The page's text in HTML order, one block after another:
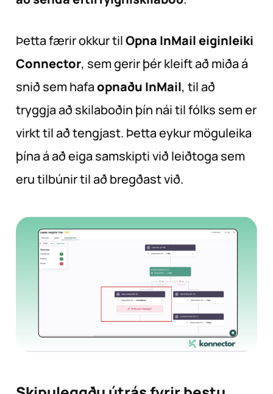
Þetta færir okkur tilOpna InMail eiginleiki
Connector, sem gerir þér kleift að miða á
snið sem hafaopnaðu InMail, til að
tryggja að skilaboðin þín nái til fólks sem er
virkt til að tengjast. Þetta eykur möguleika
þína á að eiga samskipti við leiðtoga sem
eru tilbúnir til að bregðast við.